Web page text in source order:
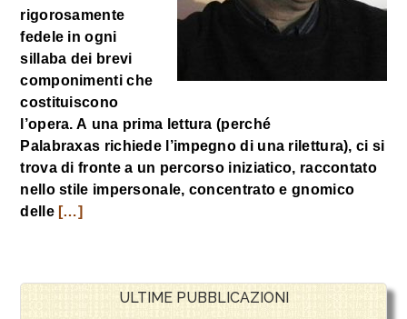
rigorosamente
fedele in ogni
sillaba dei brevi
componimenti che
costituiscono
l’opera. A una prima lettura (perché
Palabraxas richiede l’impegno di una rilettura), ci si
trova di fronte a un percorso iniziatico, raccontato
nello stile impersonale, concentrato e gnomico
delle[…]
ULTIME PUBBLICAZIONI